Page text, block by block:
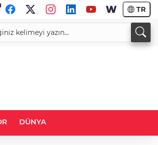
TR
34,1883
DÜNYA